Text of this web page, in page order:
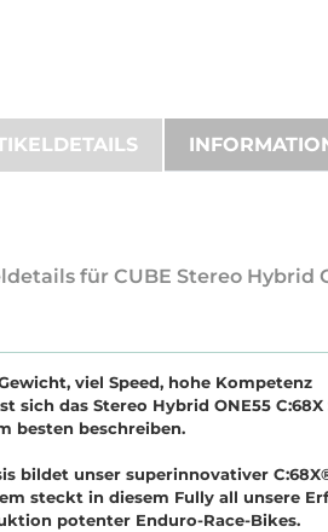
für CUBE Stereo Hybrid
viel Speed, hohe Kompetenz
st sich das Stereo Hybrid ONE55 C:68X
besten beschreiben.
is bildet unser superinnovativer C:68X
em steckt in diesem Fully all unsere Erf
ktion potenter Enduro-Race-Bikes.